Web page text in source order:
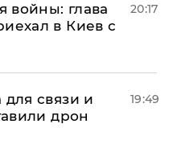
войны: глава
в Киев с
20:17
связи и
дрон
19:49